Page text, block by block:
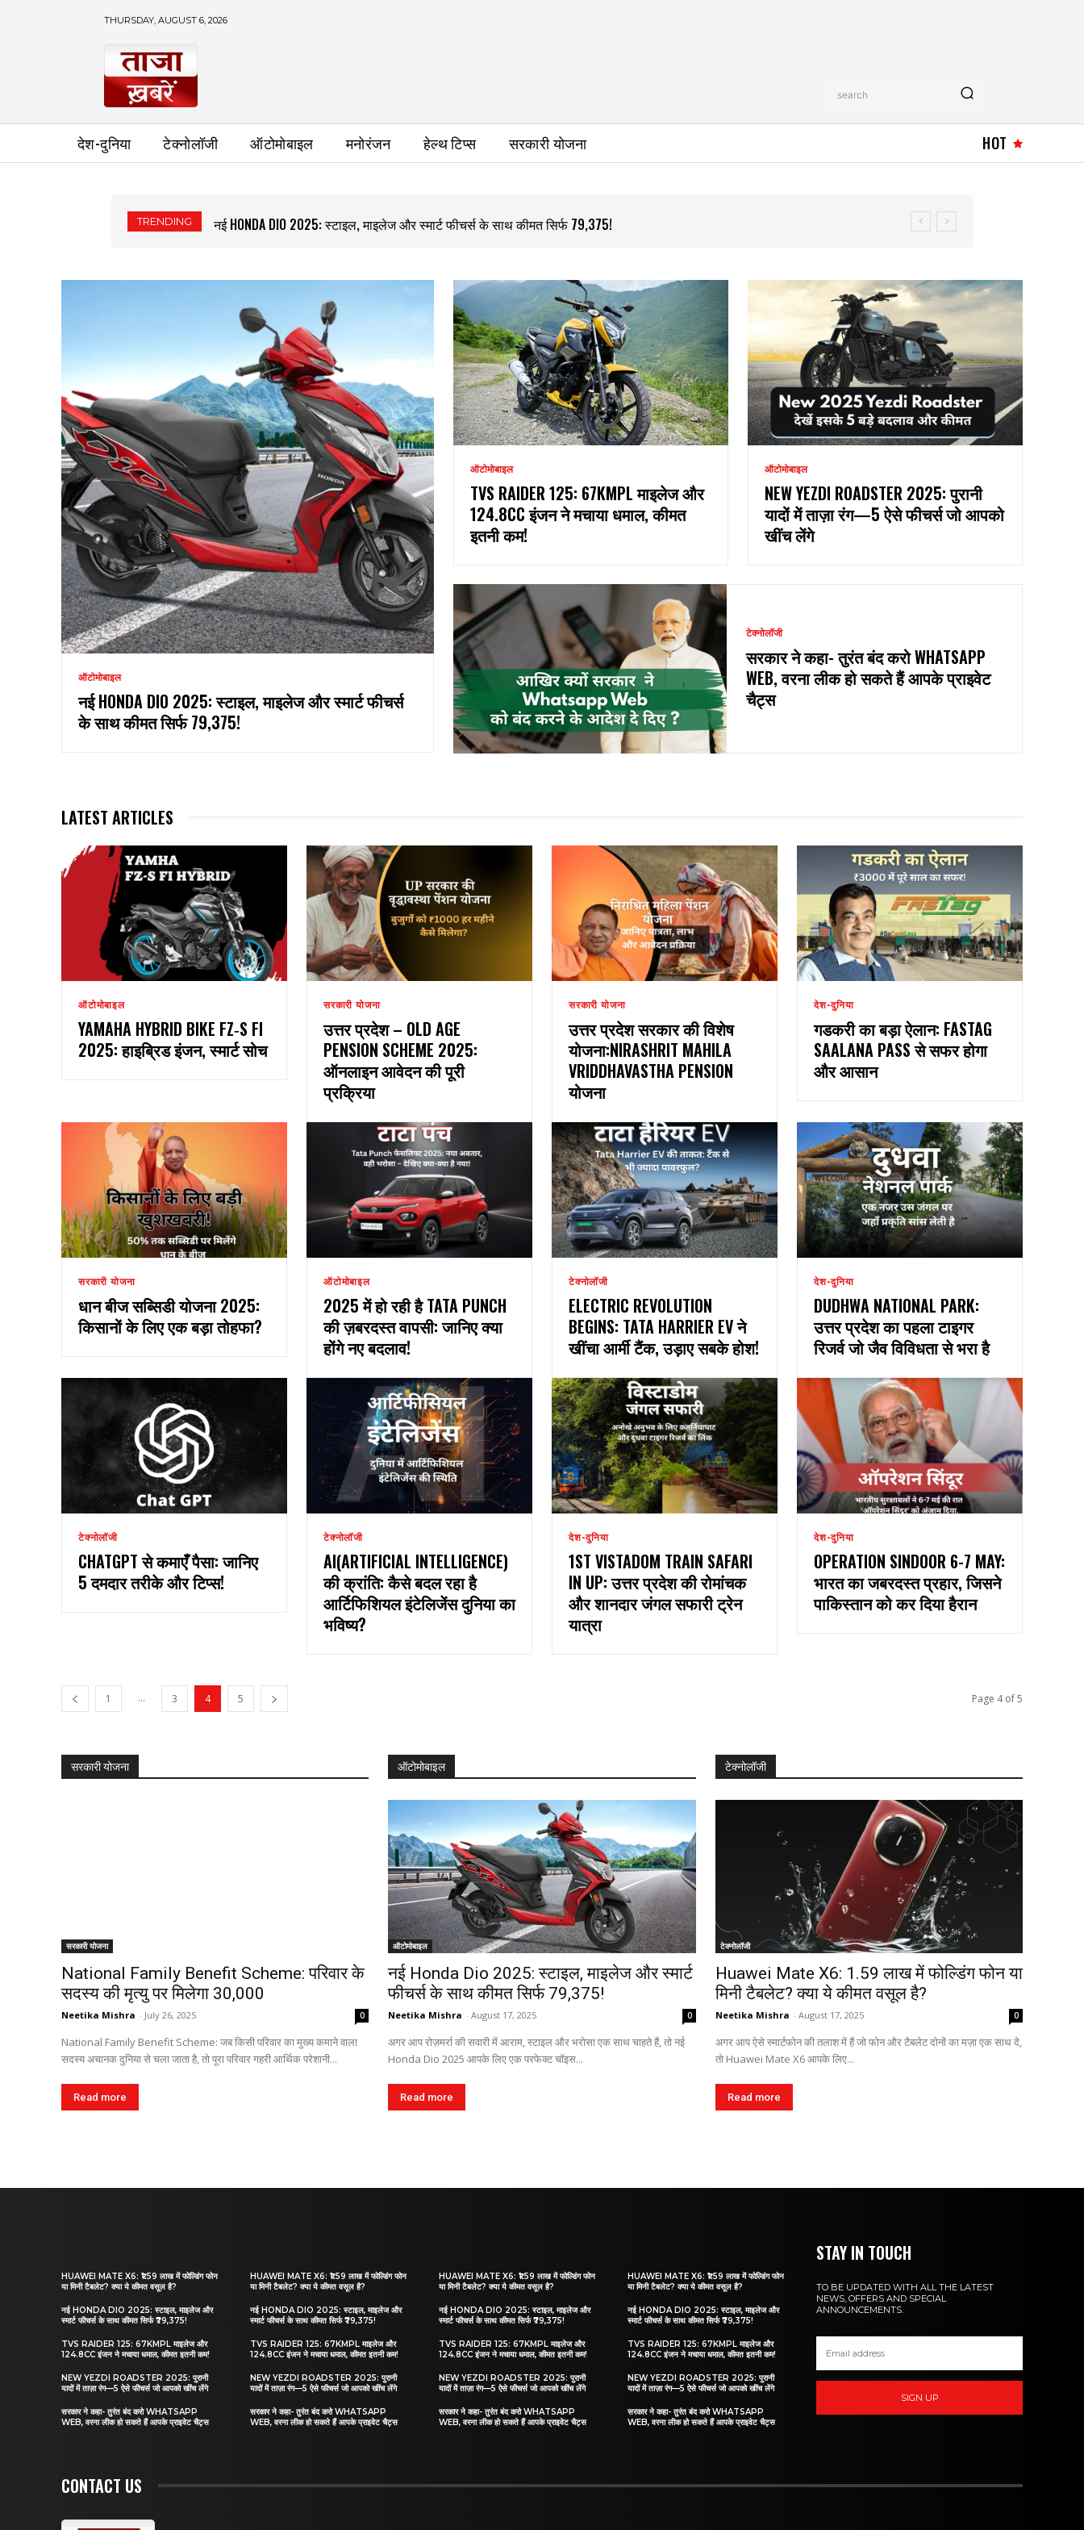
THURSDAY, AUGUST 6, 2026
search
देश-दुनिया टेक्नोलॉजी ऑटोमोबाइल मनोरंजन हेल्थ टिप्स सरकारी योजना HOT
TRENDING नई HONDA DIO 2025: स्टाइल, माइलेज और स्मार्ट फीचर्स के साथ कीमत सिर्फ ₹79,375!
TVS RAIDER 125: 67KMPL माइलेज और 124.8CC इंजन ने मचाया धमाल, कीमत इतनी कम!
ऑटोमोबाइल
नई HONDA DIO 2025: स्टाइल, माइलेज और स्मार्ट फीचर्स
के साथ कीमत सिर्फ ₹79,375!
ऑटोमोबाइल
TVS RAIDER 125: 67KMPL माइलेज और
124.8CC इंजन ने मचाया धमाल, कीमत
इतनी कम!
ऑटोमोबाइल
NEW YEZDI ROADSTER 2025: पुरानी
यादों में ताज़ा रंग—5 ऐसे फीचर्स जो आपको
खींच लेंगे
टेक्नोलॉजी
सरकार ने कहा- तुरंत बंद करो WHATSAPP
WEB, वरना लीक हो सकते हैं आपके प्राइवेट
चैट्स
LATEST ARTICLES
ऑटोमोबाइल
YAMAHA HYBRID BIKE FZ‑S FI
2025: हाइब्रिड इंजन, स्मार्ट सोच
सरकारी योजना
उत्तर प्रदेश – OLD AGE
PENSION SCHEME 2025:
ऑनलाइन आवेदन की पूरी
प्रक्रिया
सरकारी योजना
उत्तर प्रदेश सरकार की विशेष
योजना:NIRASHRIT MAHILA
VRIDDHAVASTHA PENSION
योजना
देश-दुनिया
गडकरी का बड़ा ऐलान: FASTAG
SAALANA PASS से सफर होगा
और आसान
सरकारी योजना
धान बीज सब्सिडी योजना 2025:
किसानों के लिए एक बड़ा तोहफा?
ऑटोमोबाइल
2025 में हो रही है TATA PUNCH
की ज़बरदस्त वापसी: जानिए क्या
होंगे नए बदलाव!
टेक्नोलॉजी
ELECTRIC REVOLUTION
BEGINS: TATA HARRIER EV ने
खींचा आर्मी टैंक, उड़ाए सबके होश!
देश-दुनिया
DUDHWA NATIONAL PARK:
उत्तर प्रदेश का पहला टाइगर
रिजर्व जो जैव विविधता से भरा है
टेक्नोलॉजी
CHATGPT से कमाएँ पैसा: जानिए
5 दमदार तरीके और टिप्स!
टेक्नोलॉजी
AI(ARTIFICIAL INTELLIGENCE)
की क्रांति: कैसे बदल रहा है
आर्टिफिशियल इंटेलिजेंस दुनिया का
भविष्य?
देश-दुनिया
1ST VISTADOM TRAIN SAFARI
IN UP: उत्तर प्रदेश की रोमांचक
और शानदार जंगल सफारी ट्रेन
यात्रा
देश-दुनिया
OPERATION SINDOOR 6-7 MAY:
भारत का जबरदस्त प्रहार, जिसने
पाकिस्तान को कर दिया हैरान
1 ... 3 4 5 Page 4 of 5
सरकारी योजना
सरकारी योजना
National Family Benefit Scheme: परिवार के
सदस्य की मृत्यु पर मिलेगा ₹30,000
Neetika Mishra - July 26, 2025 0
National Family Benefit Scheme: जब किसी परिवार का मुख्य कमाने वाला
सदस्य अचानक दुनिया से चला जाता है, तो पूरा परिवार गहरी आर्थिक परेशानी...
Read more
ऑटोमोबाइल
ऑटोमोबाइल
नई Honda Dio 2025: स्टाइल, माइलेज और स्मार्ट
फीचर्स के साथ कीमत सिर्फ ₹79,375!
Neetika Mishra - August 17, 2025 0
अगर आप रोज़मर्रा की सवारी में आराम, स्टाइल और भरोसा एक साथ चाहते हैं, तो नई
Honda Dio 2025 आपके लिए एक परफेक्ट चॉइस...
Read more
टेक्नोलॉजी
टेक्नोलॉजी
Huawei Mate X6: ₹1.59 लाख में फोल्डिंग फोन या
मिनी टैबलेट? क्या ये कीमत वसूल है?
Neetika Mishra - August 17, 2025 0
अगर आप ऐसे स्मार्टफोन की तलाश में हैं जो फोन और टैबलेट दोनों का मज़ा एक साथ दे,
तो Huawei Mate X6 आपके लिए...
Read more
HUAWEI MATE X6: ₹1.59 लाख में फोल्डिंग फोन
या मिनी टैबलेट? क्या ये कीमत वसूल है?
नई HONDA DIO 2025: स्टाइल, माइलेज और
स्मार्ट फीचर्स के साथ कीमत सिर्फ ₹79,375!
TVS RAIDER 125: 67KMPL माइलेज और
124.8CC इंजन ने मचाया धमाल, कीमत इतनी कम!
NEW YEZDI ROADSTER 2025: पुरानी
यादों में ताज़ा रंग—5 ऐसे फीचर्स जो आपको खींच लेंगे
सरकार ने कहा- तुरंत बंद करो WHATSAPP
WEB, वरना लीक हो सकते हैं आपके प्राइवेट चैट्स
HUAWEI MATE X6: ₹1.59 लाख में फोल्डिंग फोन
या मिनी टैबलेट? क्या ये कीमत वसूल है?
नई HONDA DIO 2025: स्टाइल, माइलेज और
स्मार्ट फीचर्स के साथ कीमत सिर्फ ₹79,375!
TVS RAIDER 125: 67KMPL माइलेज और
124.8CC इंजन ने मचाया धमाल, कीमत इतनी कम!
NEW YEZDI ROADSTER 2025: पुरानी
यादों में ताज़ा रंग—5 ऐसे फीचर्स जो आपको खींच लेंगे
सरकार ने कहा- तुरंत बंद करो WHATSAPP
WEB, वरना लीक हो सकते हैं आपके प्राइवेट चैट्स
HUAWEI MATE X6: ₹1.59 लाख में फोल्डिंग फोन
या मिनी टैबलेट? क्या ये कीमत वसूल है?
नई HONDA DIO 2025: स्टाइल, माइलेज और
स्मार्ट फीचर्स के साथ कीमत सिर्फ ₹79,375!
TVS RAIDER 125: 67KMPL माइलेज और
124.8CC इंजन ने मचाया धमाल, कीमत इतनी कम!
NEW YEZDI ROADSTER 2025: पुरानी
यादों में ताज़ा रंग—5 ऐसे फीचर्स जो आपको खींच लेंगे
सरकार ने कहा- तुरंत बंद करो WHATSAPP
WEB, वरना लीक हो सकते हैं आपके प्राइवेट चैट्स
HUAWEI MATE X6: ₹1.59 लाख में फोल्डिंग फोन
या मिनी टैबलेट? क्या ये कीमत वसूल है?
नई HONDA DIO 2025: स्टाइल, माइलेज और
स्मार्ट फीचर्स के साथ कीमत सिर्फ ₹79,375!
TVS RAIDER 125: 67KMPL माइलेज और
124.8CC इंजन ने मचाया धमाल, कीमत इतनी कम!
NEW YEZDI ROADSTER 2025: पुरानी
यादों में ताज़ा रंग—5 ऐसे फीचर्स जो आपको खींच लेंगे
सरकार ने कहा- तुरंत बंद करो WHATSAPP
WEB, वरना लीक हो सकते हैं आपके प्राइवेट चैट्स
STAY IN TOUCH
TO BE UPDATED WITH ALL THE LATEST
NEWS, OFFERS AND SPECIAL
ANNOUNCEMENTS.
SIGN UP
CONTACT US